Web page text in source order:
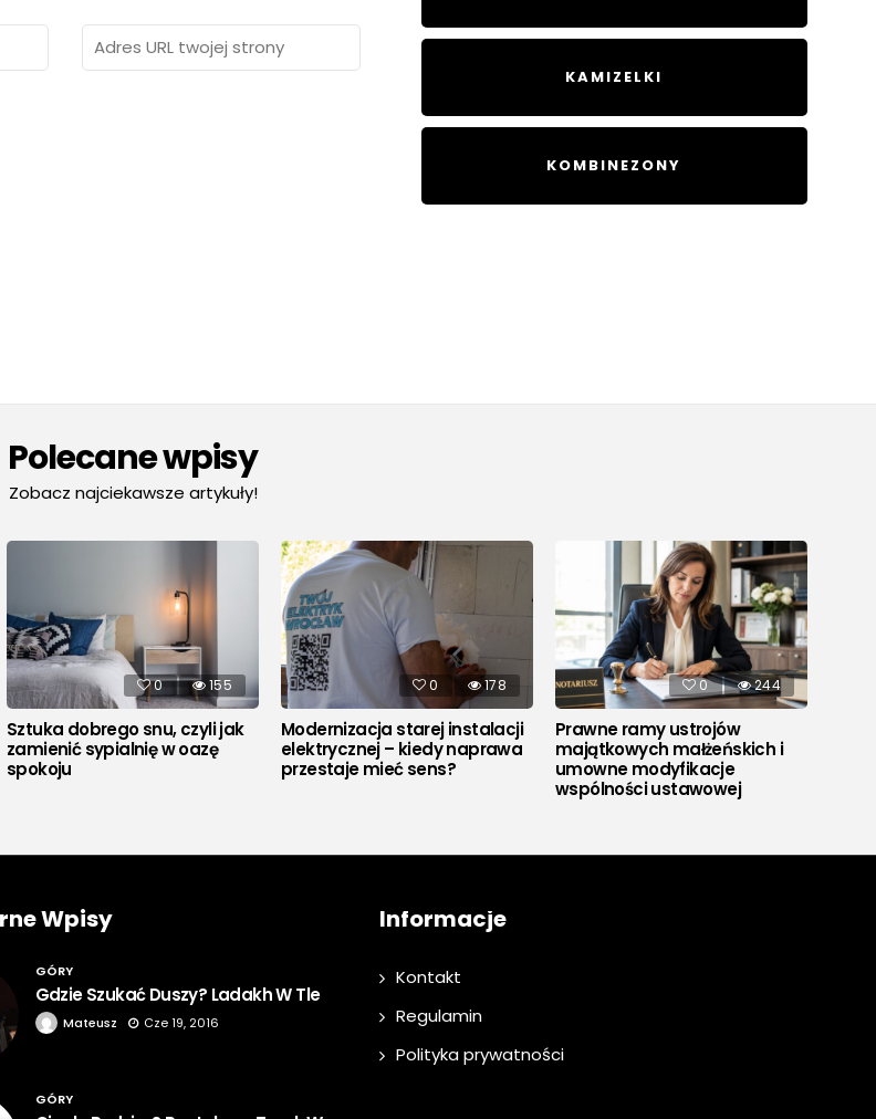
KAMIZELKI
KOMBINEZONY
Polecane wpisy
Zobacz najciekawsze artykuły!
0 155
Sztuka dobrego snu, czyli jak
zamienić sypialnię w oazę
spokoju
0 178
Modernizacja starej instalacji
elektrycznej – kiedy naprawa
przestaje mieć sens?
0 244
Prawne ramy ustrojów
majątkowych małżeńskich i
umowne modyfikacje
wspólności ustawowej
Wpisy
GÓRY
Gdzie Szukać Duszy? Ladakh W Tle
Mateusz Cze 19, 2016
GÓRY
Informacje
Kontakt
Regulamin
Polityka prywatności